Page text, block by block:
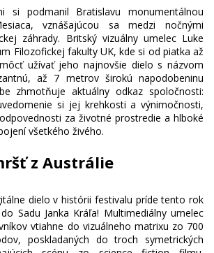
si podmanil Bratislavu monumentálnou
vznášajúcou sa medzi nočnými
záhrady. Britský vizuálny umelec Luke
Filozofickej fakulty UK, kde si od piatka až
užívať jeho najnovšie dielo s názvom
až 7 metrov širokú napodobeninu
zhmotňuje aktuálny odkaz spoločnosti:
si jej krehkosti a výnimočnosti,
za životné prostredie a hlboké
z Austrálie
dielo v histórii festivalu príde tento rok
Sadu Janka Kráľa! Multimediálny umelec
vtiahne do vizuálneho matrixu zo 700
poskladaných do troch symetrických